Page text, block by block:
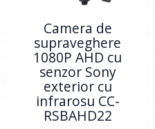
Camera de
supraveghere
1080P AHD cu
senzor Sony
exterior cu
infrarosu CC-
RSBAHD22